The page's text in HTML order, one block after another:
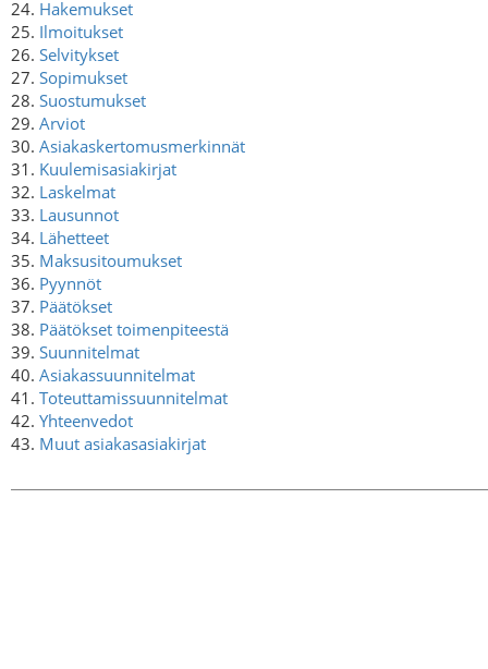
24. Hakemukset
25. Ilmoitukset
26. Selvitykset
27. Sopimukset
28. Suostumukset
29. Arviot
30. Asiakaskertomusmerkinnät
31. Kuulemisasiakirjat
32. Laskelmat
33. Lausunnot
34. Lähetteet
35. Maksusitoumukset
36. Pyynnöt
37. Päätökset
38. Päätökset toimenpiteestä
39. Suunnitelmat
40. Asiakassuunnitelmat
41. Toteuttamissuunnitelmat
42. Yhteenvedot
43. Muut asiakasasiakirjat